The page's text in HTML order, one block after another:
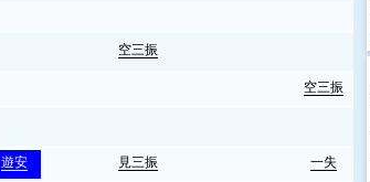
空三振
空三振
遊安 見三振 一失